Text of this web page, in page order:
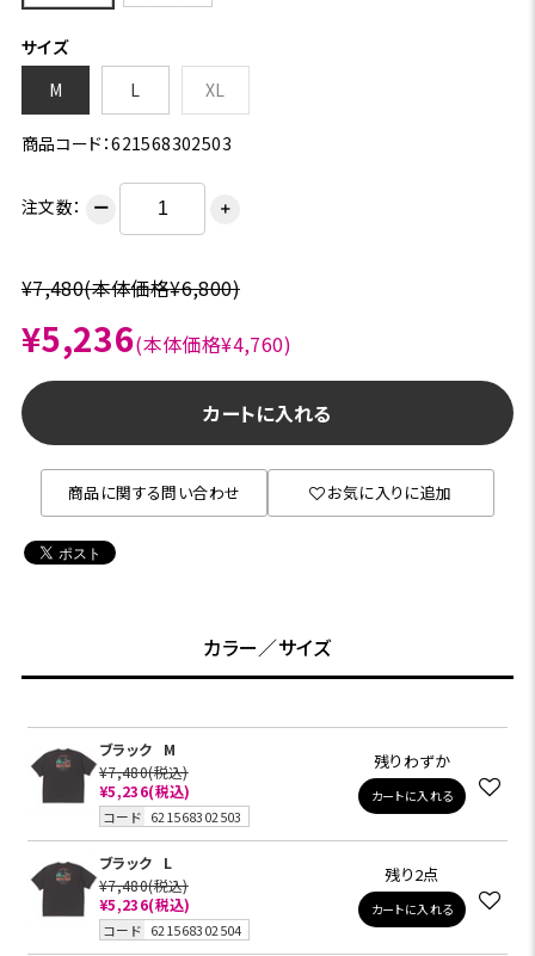
サイズ
M
L XL
商品コード：621568302503
注文数： ー ＋
¥7,480(本体価格¥6,800)
¥5,236(本体価格¥4,760)
カートに入れる
商品に関する問い合わせ お気に入りに追加
カラー／サイズ
ブラック
M
¥7,480(税込)
¥5,236(税込)
コード 621568302503
残りわずか
カートに入れる
ブラック
L
¥7,480(税込)
¥5,236(税込)
コード 621568302504
残り2点
カートに入れる